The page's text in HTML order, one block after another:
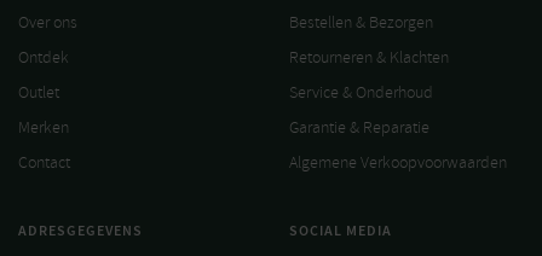
Over ons
Ontdek
Outlet
Merken
Contact
Bestellen & Bezorgen
Retourneren & Klachten
Service & Onderhoud
Garantie & Reparatie
Algemene Verkoopvoorwaarden
ADRESGEGEVENS SOCIAL MEDIA